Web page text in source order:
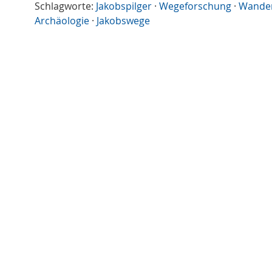
Schlagworte: Jakobspilger · Wegeforschung ·
Archäologie · Jakobswege